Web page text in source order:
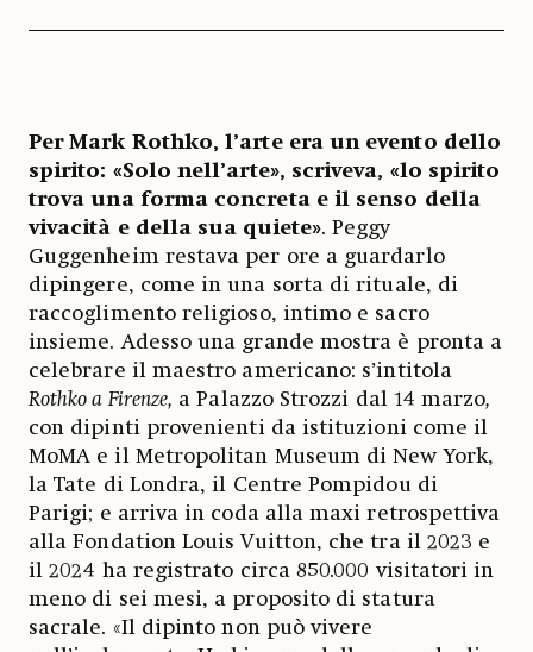
Per Mark Rothko, l’arte era un evento dello
spirito: «Solo nell’arte», scriveva, «lo spirito
trova una forma concreta e il senso della
vivacità e della sua quiete». Peggy
Guggenheim restava per ore a guardarlo
dipingere, come in una sorta di rituale, di
raccoglimento religioso, intimo e sacro
insieme. Adesso una grande mostra è pronta a
celebrare il maestro americano: s’intitola
Rothko a Firenze, a Palazzo Strozzi dal 14 marzo,
con dipinti provenienti da istituzioni come il
MoMA e il Metropolitan Museum di New York,
la Tate di Londra, il Centre Pompidou di
Parigi; e arriva in coda alla maxi retrospettiva
alla Fondation Louis Vuitton, che tra il 2023 e
il 2024 ha registrato circa 850.000 visitatori in
meno di sei mesi, a proposito di statura
sacrale. «Il dipinto non può vivere